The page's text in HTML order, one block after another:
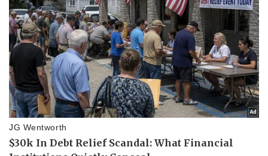
Thế giới thể thao
eSports
Hậu trường
Tư vấn